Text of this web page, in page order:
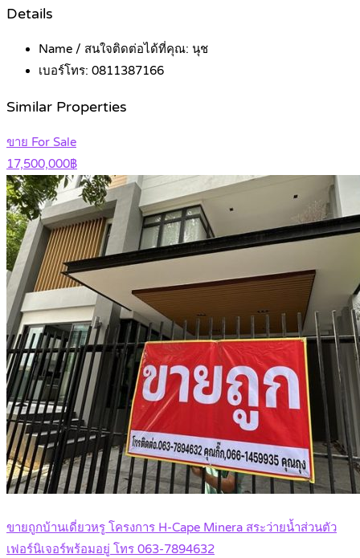
Details
Name / สนใจติดต่อได้ที่คุณ: นุช
เบอร์โทร: 0811387166
Similar Properties
ขาย For Sale
17,500,000฿
ขายถูกบ้านเดี่ยวหรู โครงการ H-Cape Minera สระว่ายน้ำส่วนตัว
เฟอร์นิเจอร์พร้อมอยู่ โทร 063-7894632